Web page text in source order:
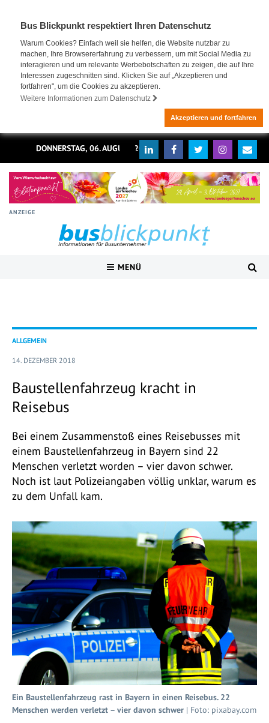
Bus Blickpunkt respektiert Ihren Datenschutz
Warum Cookies? Einfach weil sie helfen, die Website nutzbar zu
machen, Ihre Browsererfahrung zu verbessern, um mit Social Media zu
interagieren und um relevante Werbebotschaften zu zeigen, die auf Ihre
Interessen zugeschnitten sind. Klicken Sie auf „Akzeptieren und
fortfahren", um die Cookies zu akzeptieren.
Weitere Informationen zum Datenschutz
Akzeptieren und fortfahren
DONNERSTAG, 06. AUGUST 2026
ANZEIGE
MENÜ
ALLGEMEIN
14. DEZEMBER 2018
Baustellenfahrzeug kracht in
Reisebus
Bei einem Zusammenstoß eines Reisebusses mit
einem Baustellenfahrzeug in Bayern sind 22
Menschen verletzt worden – vier davon schwer.
Noch ist laut Polizeiangaben völlig unklar, warum es
zu dem Unfall kam.
Ein Baustellenfahrzeug rast in Bayern in einen Reisebus. 22
Menschen werden verletzt – vier davon schwer | Foto: pixabay.com